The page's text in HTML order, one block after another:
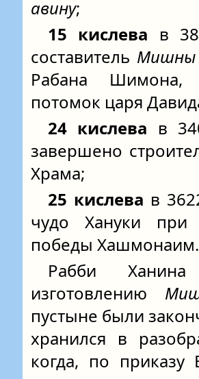
авину;
15 кислева в
составитель Мишны
Рабана Шимона,
потомок царя
24 кислева в
завершено
Храма;
25 кислева в
чудо Хануки при
победы Хашмонаим.
Рабби
изготовлению
пустыне были
хранился в
когда, по